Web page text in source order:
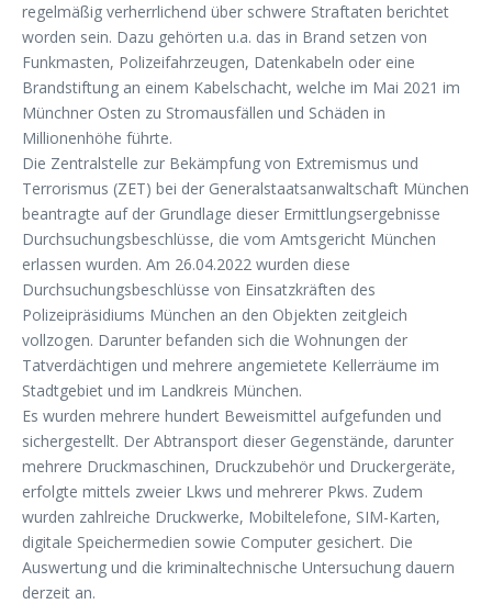
regelmäßig verherrlichend über schwere Straftaten berichtet
worden sein. Dazu gehörten u.a. das in Brand setzen von
Funkmasten, Polizeifahrzeugen, Datenkabeln oder eine
Brandstiftung an einem Kabelschacht, welche im Mai 2021 im
Münchner Osten zu Stromausfällen und Schäden in
Millionenhöhe führte.
Die Zentralstelle zur Bekämpfung von Extremismus und
Terrorismus (ZET) bei der Generalstaatsanwaltschaft München
beantragte auf der Grundlage dieser Ermittlungsergebnisse
Durchsuchungsbeschlüsse, die vom Amtsgericht München
erlassen wurden. Am 26.04.2022 wurden diese
Durchsuchungsbeschlüsse von Einsatzkräften des
Polizeipräsidiums München an den Objekten zeitgleich
vollzogen. Darunter befanden sich die Wohnungen der
Tatverdächtigen und mehrere angemietete Kellerräume im
Stadtgebiet und im Landkreis München.
Es wurden mehrere hundert Beweismittel aufgefunden und
sichergestellt. Der Abtransport dieser Gegenstände, darunter
mehrere Druckmaschinen, Druckzubehör und Druckergeräte,
erfolgte mittels zweier Lkws und mehrerer Pkws. Zudem
wurden zahlreiche Druckwerke, Mobiltelefone, SIM-Karten,
digitale Speichermedien sowie Computer gesichert. Die
Auswertung und die kriminaltechnische Untersuchung dauern
derzeit an.